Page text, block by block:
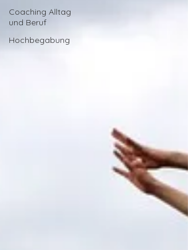
Coaching Alltag
und Beruf
Hochbegabung